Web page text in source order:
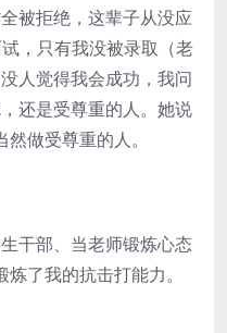
被拒绝，这辈子从没应
，只有我没被录取（老
人觉得我会成功，我问
还是受尊重的人。她说
做受尊重的人。
部、当老师锻炼心态
了我的抗击打能力。